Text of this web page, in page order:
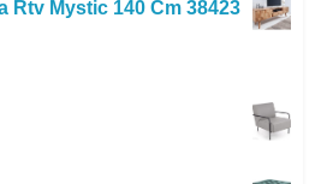
Rtv Mystic 140 Cm 38423